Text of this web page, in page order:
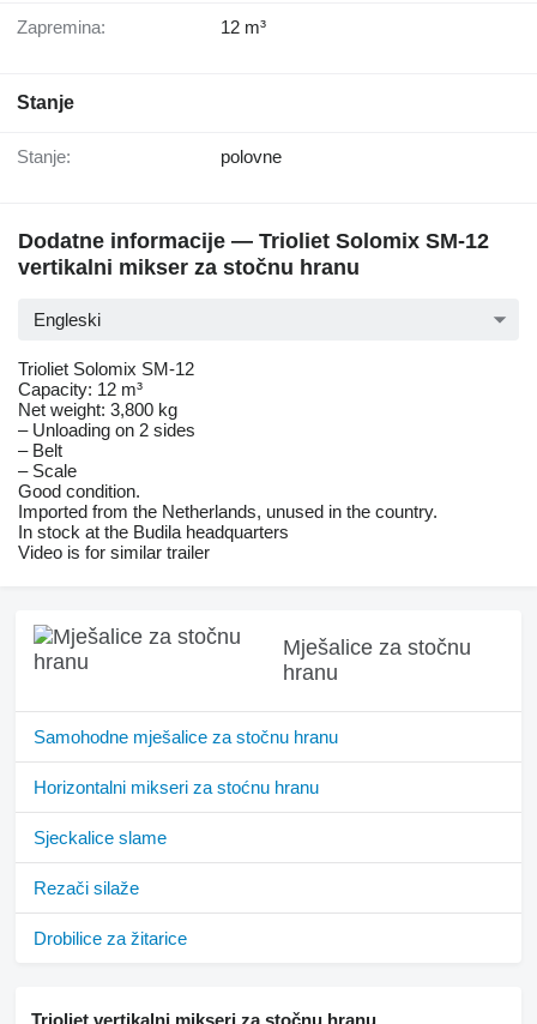
Zapremina: 12 m³
Stanje
Stanje: polovne
Dodatne informacije — Trioliet Solomix SM-12
vertikalni mikser za stočnu hranu
Engleski
Trioliet Solomix SM-12
Capacity: 12 m³
Net weight: 3,800 kg
– Unloading on 2 sides
– Belt
– Scale
Good condition.
Imported from the Netherlands, unused in the country.
In stock at the Budila headquarters
Video is for similar trailer
Mješalice za stočnu
hranu
Samohodne mješalice za stočnu hranu
Horizontalni mikseri za stoćnu hranu
Sjeckalice slame
Rezači silaže
Drobilice za žitarice